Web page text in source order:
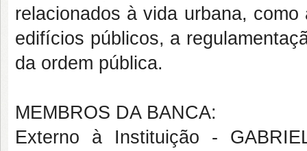
relacionados à vida urbana,
edifícios públicos, a
da ordem pública.
MEMBROS DA BANCA:
Externo à Instituição -